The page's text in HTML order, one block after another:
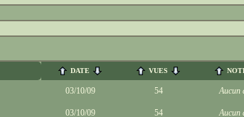
DATE VUES
03/10/09 54 Aucun
03/10/09 54 Aucun